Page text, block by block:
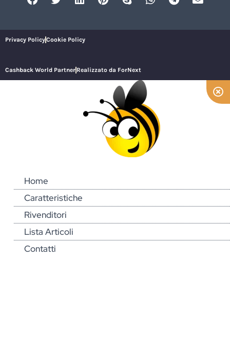
Privacy PolicyCookie Policy
Cashback World Partner Realizzato da ForNext
Home
Caratteristiche
Rivenditori
Lista Articoli
Contatti